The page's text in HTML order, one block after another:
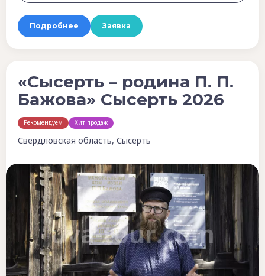
Подробнее Заявка
«Сысерть – родина П. П.
Бажова» Сысерть 2026
Рекомендуем Хит продаж
Свердловская область, Сысерть